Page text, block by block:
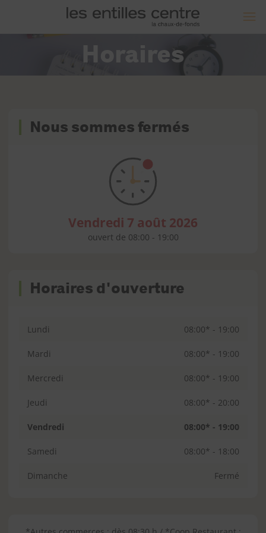
Horaires
Nous sommes fermés
Vendredi 7 août 2026
ouvert de 08:00 - 19:00
Horaires d'ouverture
Lundi 08:00* - 19:00
Mardi 08:00* - 19:00
Mercredi 08:00* - 19:00
Jeudi 08:00* - 20:00
Vendredi 08:00* - 19:00
Samedi 08:00* - 18:00
Dimanche Fermé